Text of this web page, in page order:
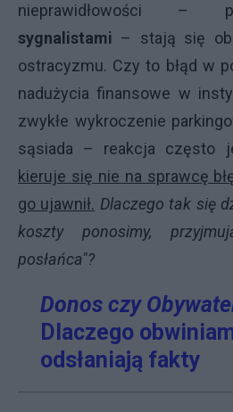
nieprawidłowości –
sygnalistami – stają się
ostracyzmu. Czy to błąd w
nadużycia finansowe w
zwykłe wykroczenie
sąsiada – reakcja często
kieruje się nie na sprawcę
go ujawnił. Dlaczego tak się
koszty ponosimy,
posłańca"?
Donos czy
Dlaczego
odsłaniają fakty